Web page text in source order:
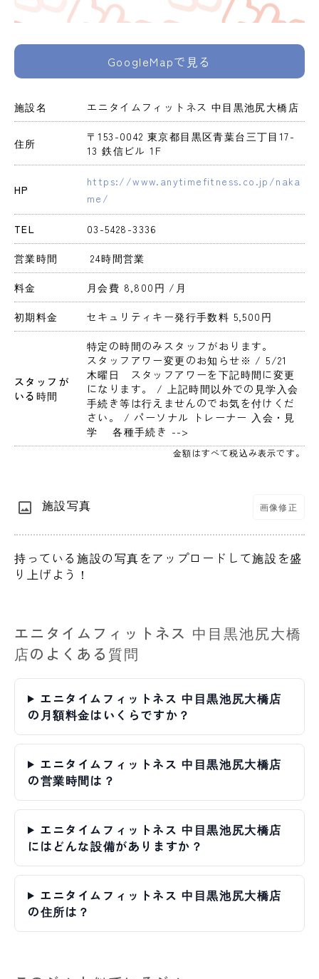
GoogleMapで見る
施設名 エニタイムフィットネス 中目黒池尻大橋店
住所
〒153-0042 東京都目黒区青葉台三丁目17-
13 鉄信ビル 1F
HP
https://www.anytimefitness.co.jp/naka
me/
TEL 03-5428-3336
営業時間 24時間営業
料金 月会費 8,800円 /月
初期料金 セキュリティキー発行手数料 5,500円
スタッフが
いる時間
特定の時間のみスタッフがおります。
スタッフアワー変更のお知らせ※ / 5/21
木曜日　スタッフアワーを下記時間に変更
になります。 / 上記時間以外での見学入会
手続き等は行えませんのでお気を付けくだ
さい。 / パーソナル トレーナー 入会・見
学　 各種手続き -->
金額はすべて税込み表示です。
施設写真 画像修正
持っている施設の写真をアップロードして施設を盛
り上げよう！
エニタイムフィットネス 中目黒池尻大橋
店のよくある質問
エニタイムフィットネス 中目黒池尻大橋店
の月額料金はいくらですか？
エニタイムフィットネス 中目黒池尻大橋店
の営業時間は？
エニタイムフィットネス 中目黒池尻大橋店
にはどんな設備がありますか？
エニタイムフィットネス 中目黒池尻大橋店
の住所は？